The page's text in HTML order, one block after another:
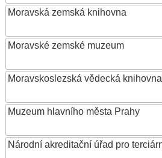
Moravská zemská knihovna
Moravské zemské muzeum
Moravskoslezská vědecká
Muzeum hlavního města Prahy
Národní akreditační úřad pro